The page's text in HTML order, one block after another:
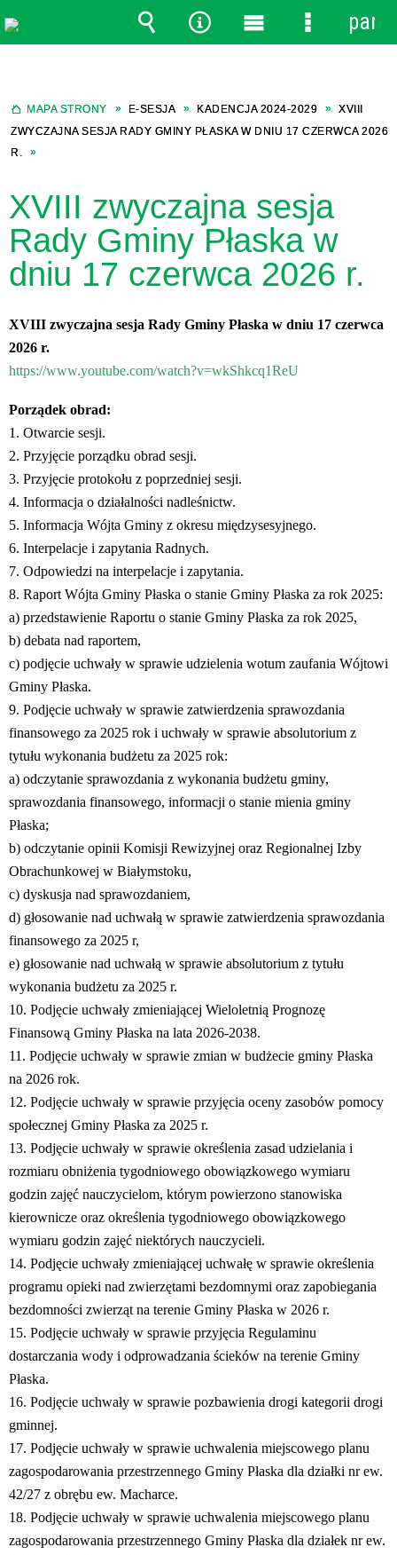
MAPA STRONY E-SESJA KADENCJA 2024-2029
XVIII
ZWYCZAJNA SESJA RADY GMINY PŁASKA W DNIU 17 CZERWCA 2026
R.
XVIII zwyczajna sesja
Rady Gminy Płaska w
dniu 17 czerwca 2026 r.
XVIII zwyczajna sesja Rady Gminy Płaska w dniu 17 czerwca
2026 r.
https://www.youtube.com/watch?v=wkShkcq1ReU
Porządek obrad:
1. Otwarcie sesji.
2. Przyjęcie porządku obrad sesji.
3. Przyjęcie protokołu z poprzedniej sesji.
4. Informacja o działalności nadleśnictw.
5. Informacja Wójta Gminy z okresu międzysesyjnego.
6. Interpelacje i zapytania Radnych.
7. Odpowiedzi na interpelacje i zapytania.
8. Raport Wójta Gminy Płaska o stanie Gminy Płaska za rok 2025:
a) przedstawienie Raportu o stanie Gminy Płaska za rok 2025,
b) debata nad raportem,
c) podjęcie uchwały w sprawie udzielenia wotum zaufania Wójtowi
Gminy Płaska.
9. Podjęcie uchwały w sprawie zatwierdzenia sprawozdania
finansowego za 2025 rok i uchwały w sprawie absolutorium z
tytułu wykonania budżetu za 2025 rok:
a) odczytanie sprawozdania z wykonania budżetu gminy,
sprawozdania finansowego, informacji o stanie mienia gminy
Płaska;
b) odczytanie opinii Komisji Rewizyjnej oraz Regionalnej Izby
Obrachunkowej w Białymstoku,
c) dyskusja nad sprawozdaniem,
d) głosowanie nad uchwałą w sprawie zatwierdzenia sprawozdania
finansowego za 2025 r,
e) głosowanie nad uchwałą w sprawie absolutorium z tytułu
wykonania budżetu za 2025 r.
10. Podjęcie uchwały zmieniającej Wieloletnią Prognozę
Finansową Gminy Płaska na lata 2026-2038.
11. Podjęcie uchwały w sprawie zmian w budżecie gminy Płaska
na 2026 rok.
12. Podjęcie uchwały w sprawie przyjęcia oceny zasobów pomocy
społecznej Gminy Płaska za 2025 r.
13. Podjęcie uchwały w sprawie określenia zasad udzielania i
rozmiaru obniżenia tygodniowego obowiązkowego wymiaru
godzin zajęć nauczycielom, którym powierzono stanowiska
kierownicze oraz określenia tygodniowego obowiązkowego
wymiaru godzin zajęć niektórych nauczycieli.
14. Podjęcie uchwały zmieniającej uchwałę w sprawie określenia
programu opieki nad zwierzętami bezdomnymi oraz zapobiegania
bezdomności zwierząt na terenie Gminy Płaska w 2026 r.
15. Podjęcie uchwały w sprawie przyjęcia Regulaminu
dostarczania wody i odprowadzania ścieków na terenie Gminy
Płaska.
16. Podjęcie uchwały w sprawie pozbawienia drogi kategorii drogi
gminnej.
17. Podjęcie uchwały w sprawie uchwalenia miejscowego planu
zagospodarowania przestrzennego Gminy Płaska dla działki nr ew.
42/27 z obrębu ew. Macharce.
18. Podjęcie uchwały w sprawie uchwalenia miejscowego planu
zagospodarowania przestrzennego Gminy Płaska dla działek nr ew.
Wyszukiwarka
Narzędzia
MenuMenu
panel